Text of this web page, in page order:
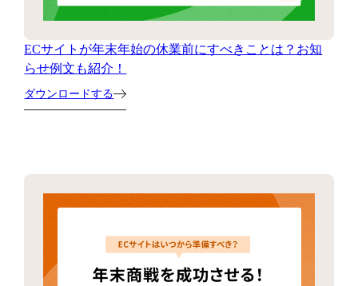
ECサイトが年末年始の休業前にすべきことは？お知
らせ例文も紹介！
ダウンロードする